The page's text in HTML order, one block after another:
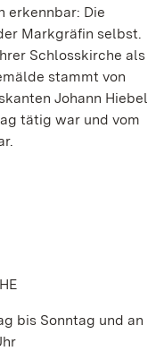
erkennbar: Die
Markgräfin selbst.
Schlosskirche als
stammt von
Johann Hiebel
tätig war und vom
bis Sonntag und an